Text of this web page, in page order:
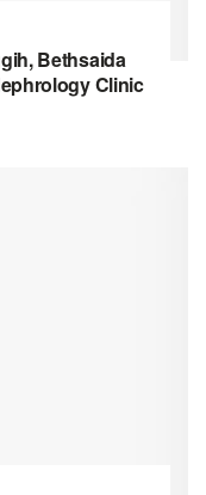
Bethsaida
Clinic